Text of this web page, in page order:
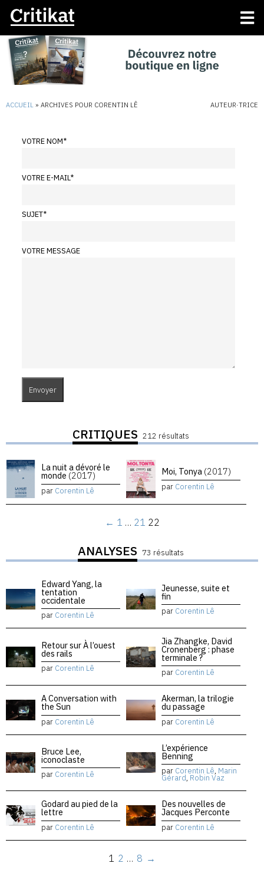
ACCUEIL » ARCHIVES POUR CORENTIN LÊ AUTEUR·TRICE
VOTRE NOM*
VOTRE E-MAIL*
SUJET*
VOTRE MESSAGE
CRITIQUES 212 résultats
La nuit a dévoré le
monde (2017)
par Corentin Lê
Moi, Tonya (2017)
par Corentin Lê
← 1 … 21 22
ANALYSES 73 résultats
Edward Yang, la
tentation
occidentale
par Corentin Lê
Jeunesse, suite et
fin
par Corentin Lê
Retour sur À l’ouest
des rails
par Corentin Lê
Jia Zhangke, David
Cronenberg : phase
terminale ?
par Corentin Lê
A Conversation with
the Sun
par Corentin Lê
Akerman, la trilogie
du passage
par Corentin Lê
Bruce Lee,
iconoclaste
par Corentin Lê
L’expérience
Benning
par Corentin Lê, Marin
Gérard, Robin Vaz
Godard au pied de la
lettre
par Corentin Lê
Des nouvelles de
Jacques Perconte
par Corentin Lê
1 2 … 8 →